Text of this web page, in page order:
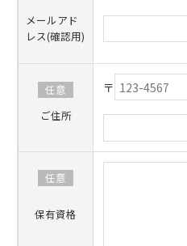
メールアド
レス(確認用)
任意
ご住所
〒
任意
保有資格